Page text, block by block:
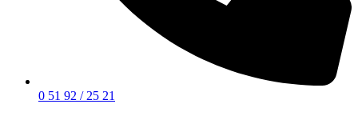
0 51 92 / 25 21